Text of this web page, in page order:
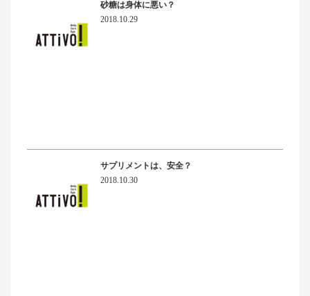
砂糖は身体に悪い？
2018.10.29
サプリメントは、安全？
2018.10.30